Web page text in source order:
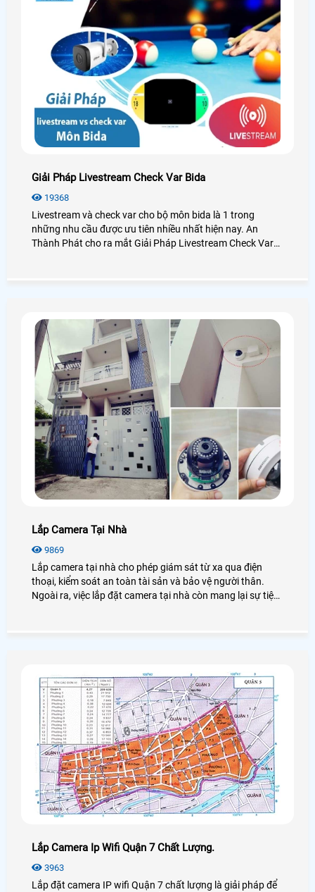
Giải Pháp Livestream Check Var Bida
19368
Livestream và check var cho bộ môn bida là 1 trong
những nhu cầu được ưu tiên nhiều nhất hiện nay. An
Thành Phát cho ra mắt Giải Pháp Livestream Check Var
Youtube
Lắp Camera Tại Nhà
9869
Lắp camera tại nhà cho phép giám sát từ xa qua điện
thoại, kiểm soát an toàn tài sản và bảo vệ người thân.
Ngoài ra, việc lắp đặt camera tại nhà còn mang lại sự tiện
Lắp Camera Ip Wifi Quận 7 Chất Lượng.
3963
Lắp đặt camera IP wifi Quận 7 chất lượng là giải pháp để